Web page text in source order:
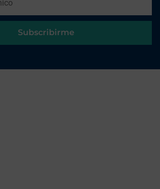
Subscribirme